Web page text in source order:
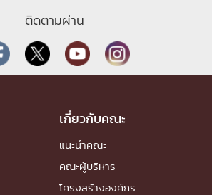
ติดตามผ่าน
เกี่ยวกับคณะ
แนะนำคณะ
คณะผู้บริหาร
โครงสร้างองค์กร